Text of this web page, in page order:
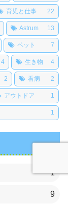
育児と仕事 22
Astrum 13
ペット 7
4 生き物 4
2 看病 2
アウトドア 1
1
1
9